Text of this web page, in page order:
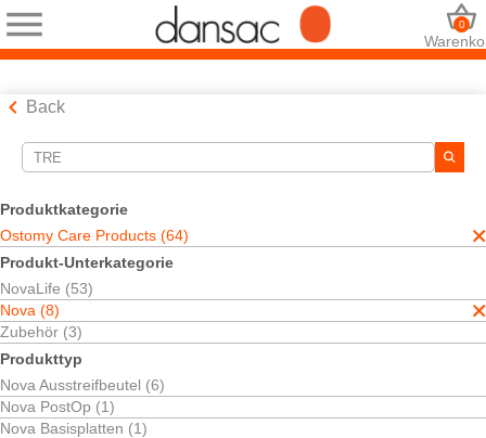
0
Back
Produktkategorie
Ostomy Care Products (64)
Produkt-Unterkategorie
NovaLife (53)
Nova (8)
Zubehör (3)
Produkttyp
Nova Ausstreifbeutel (6)
Nova PostOp (1)
Nova Basisplatten (1)
Suchwerkzeuge
Ihre Auswahl:
Ostomy Care Products
Nova
tre
Ihre Auswahl hat8Ergebnisse ergeben
Sortieren nach: